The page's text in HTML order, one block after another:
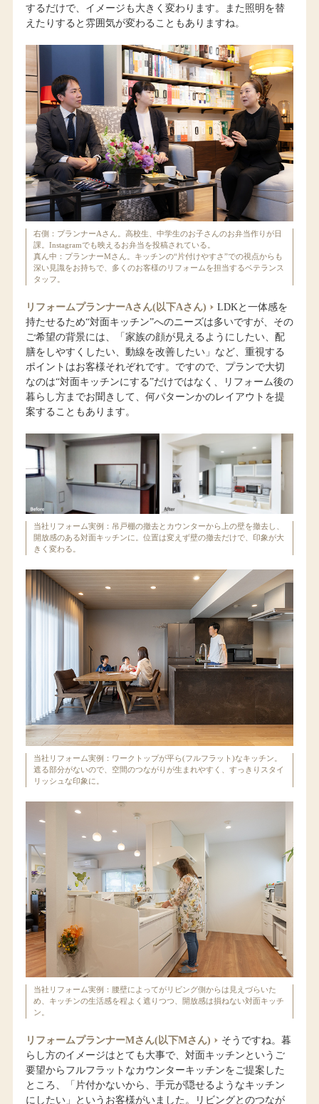
するだけで、イメージも大きく変わります。また照明を替
えたりすると雰囲気が変わることもありますね。
右側：プランナーAさん。高校生、中学生のお子さんのお弁当作りが日
課。Instagramでも映えるお弁当を投稿されている。
真ん中：プランナーMさん。キッチンの“片付けやすさ”での視点からも
深い見識をお持ちで、多くのお客様のリフォームを担当するベテランス
タッフ。
リフォームプランナーAさん(以下Aさん)
LDKと一体感を
持たせるため“対面キッチン”へのニーズは多いですが、その
ご希望の背景には、「家族の顔が見えるようにしたい、配
膳をしやすくしたい、動線を改善したい」など、重視する
ポイントはお客様それぞれです。ですので、プランで大切
なのは“対面キッチンにする”だけではなく、リフォーム後の
暮らし方までお聞きして、何パターンかのレイアウトを提
案することもあります。
当社リフォーム実例：吊戸棚の撤去とカウンターから上の壁を撤去し、
開放感のある対面キッチンに。位置は変えず壁の撤去だけで、印象が大
きく変わる。
当社リフォーム実例：ワークトップが平ら(フルフラット)なキッチン。
遮る部分がないので、空間のつながりが生まれやすく、すっきりスタイ
リッシュな印象に。
当社リフォーム実例：腰壁によってがリビング側からは見えづらいた
め、キッチンの生活感を程よく遮りつつ、開放感は損ねない対面キッチ
ン。
リフォームプランナーMさん(以下Mさん)
そうですね。暮
らし方のイメージはとても大事で、対面キッチンというご
要望からフルフラットなカウンターキッチンをご提案した
ところ、「片付かないから、手元が隠せるようなキッチン
にしたい」というお客様がいました。リビングとのつなが